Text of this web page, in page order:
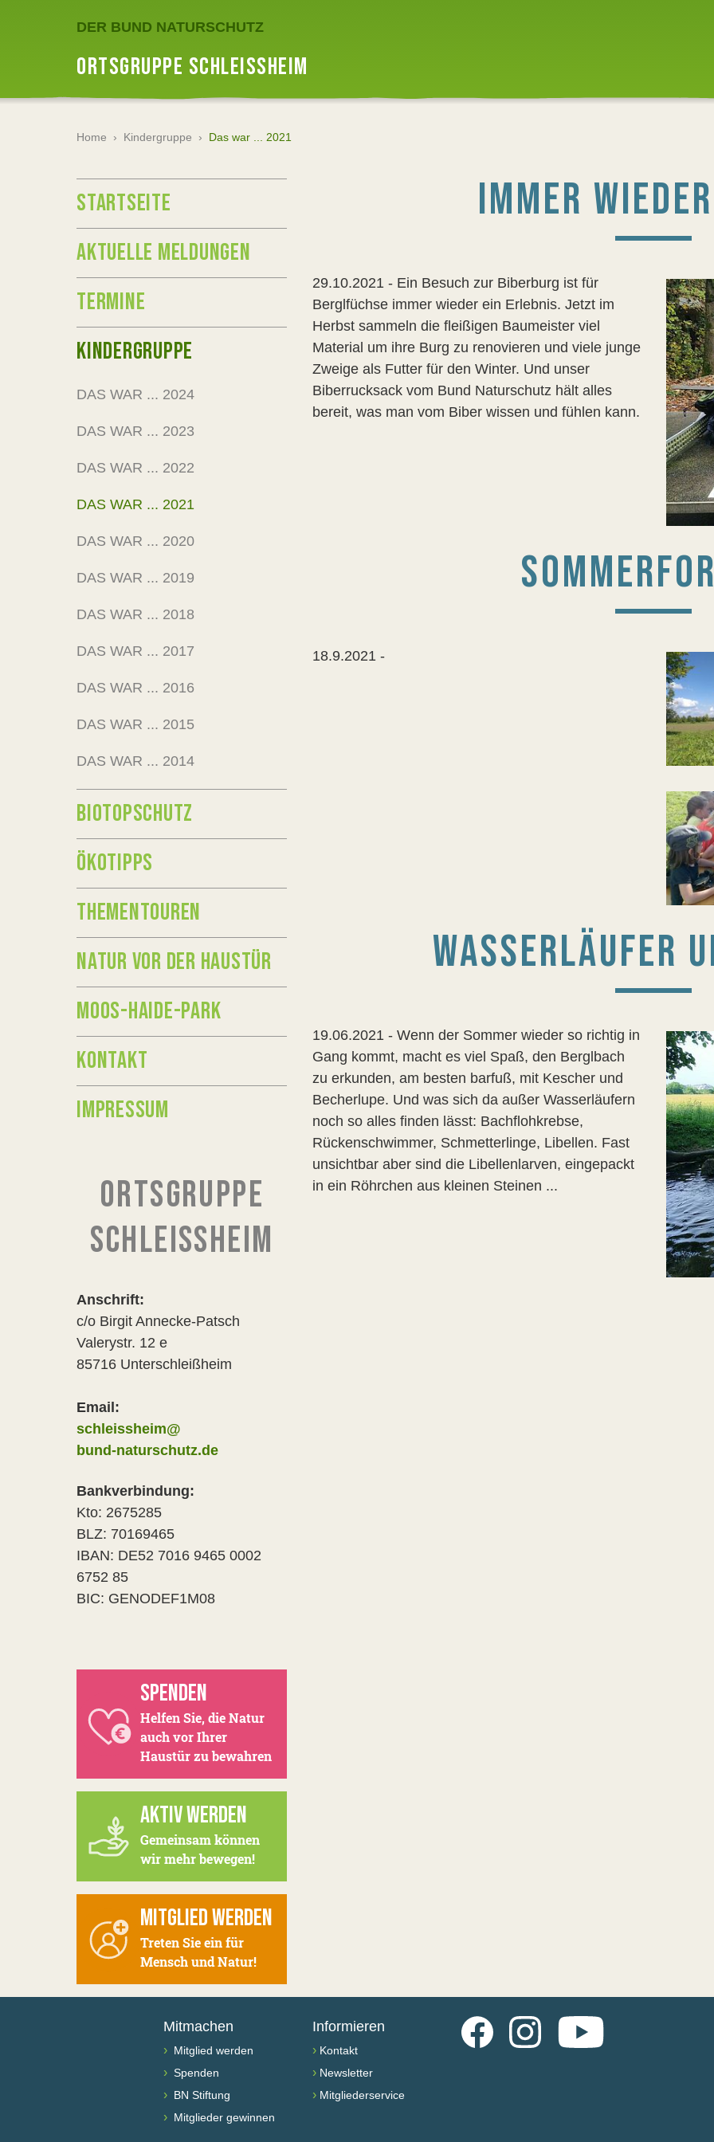
DER BUND NATURSCHUTZ
ORTSGRUPPE SCHLEISSHEIM
Home › Kindergruppe › Das war ... 2021
IMMER
29.10.2021 - Ein Besuch zur Biberburg ist für
Berglfüchse immer wieder ein Erlebnis. Jetzt im
Herbst sammeln die fleißigen Baumeister viel
Material um ihre Burg zu renovieren und viele junge
Zweige als Futter für den Winter. Und unser
Biberrucksack vom Bund Naturschutz hält alles
bereit, was man vom Biber wissen und fühlen kann.
18.9.2021 -
WASSERLÄUFER
19.06.2021 - Wenn der Sommer wieder so richtig in
Gang kommt, macht es viel Spaß, den Berglbach
zu erkunden, am besten barfuß, mit Kescher und
Becherlupe. Und was sich da außer Wasserläufern
noch so alles finden lässt: Bachflohkrebse,
Rückenschwimmer, Schmetterlinge, Libellen. Fast
unsichtbar aber sind die Libellenlarven, eingepackt
in ein Röhrchen aus kleinen Steinen ...
STARTSEITE
AKTUELLE MELDUNGEN
TERMINE
KINDERGRUPPE
DAS WAR ... 2024
DAS WAR ... 2023
DAS WAR ... 2022
DAS WAR ... 2021
DAS WAR ... 2020
DAS WAR ... 2019
DAS WAR ... 2018
DAS WAR ... 2017
DAS WAR ... 2016
DAS WAR ... 2015
DAS WAR ... 2014
BIOTOPSCHUTZ
ÖKOTIPPS
THEMENTOUREN
NATUR VOR DER HAUSTÜR
MOOS-HAIDE-PARK
KONTAKT
IMPRESSUM
ORTSGRUPPE
SCHLEISSHEIM
Anschrift:
c/o Birgit Annecke-Patsch
Valerystr. 12 e
85716 Unterschleißheim
Email:
schleissheim@
bund-naturschutz.de
Bankverbindung:
Kto: 2675285
BLZ: 70169465
IBAN: DE52 7016 9465 0002
6752 85
BIC: GENODEF1M08
SPENDEN
Helfen Sie, die Natur
auch vor Ihrer
Haustür zu bewahren
AKTIV WERDEN
Gemeinsam können
wir mehr bewegen!
MITGLIED WERDEN
Treten Sie ein für
Mensch und Natur!
Mitmachen
› Mitglied werden
› Spenden
› BN Stiftung
› Mitglieder gewinnen
Informieren
› Kontakt
› Newsletter
› Mitgliederservice
FacebookInstagramYouTube